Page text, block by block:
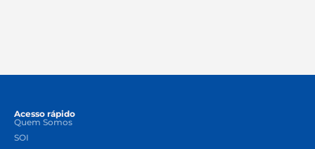
Acesso rápido
Quem Somos
SOI